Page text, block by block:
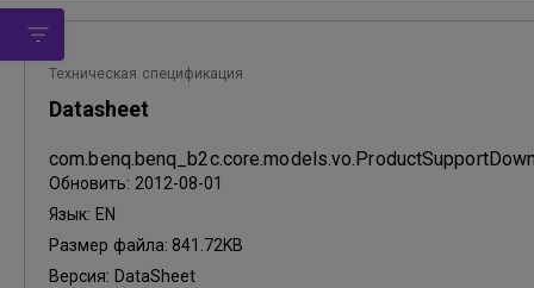
Техническая спецификация
Datasheet
Обновить: 2012-08-01
Язык: EN
Размер файла: 841.72KB
Версия: DataSheet